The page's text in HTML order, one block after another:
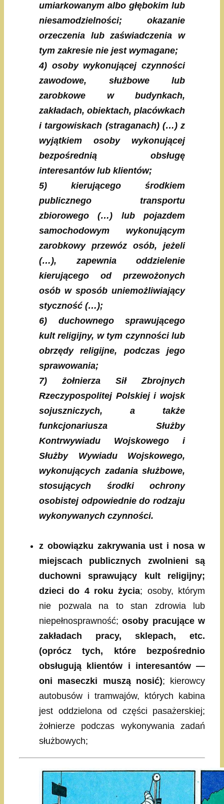
umiarkowanym albo głębokim lub
niesamodzielności; okazanie
orzeczenia lub zaświadczenia w
tym zakresie nie jest wymagane;
4) osoby wykonującej czynności
zawodowe, służbowe lub
zarobkowe w budynkach,
zakładach, obiektach, placówkach
i targowiskach (straganach) (…) z
wyjątkiem osoby wykonującej
bezpośrednią obsługę
interesantów lub klientów;
5) kierującego środkiem
publicznego transportu
zbiorowego (…) lub pojazdem
samochodowym wykonującym
zarobkowy przewóz osób, jeżeli
(…), zapewnia oddzielenie
kierującego od przewożonych
osób w sposób uniemożliwiający
styczność (…);
6) duchownego sprawującego
kult religijny, w tym czynności lub
obrzędy religijne, podczas jego
sprawowania;
7) żołnierza Sił Zbrojnych
Rzeczypospolitej Polskiej i wojsk
sojuszniczych, a także
funkcjonariusza Służby
Kontrwywiadu Wojskowego i
Służby Wywiadu Wojskowego,
wykonujących zadania służbowe,
stosujących środki ochrony
osobistej odpowiednie do rodzaju
wykonywanych czynności.
z obowiązku zakrywania ust i nosa w
miejscach publicznych zwolnieni są
duchowni sprawujący kult religijny;
dzieci do 4 roku życia; osoby, którym
nie pozwala na to stan zdrowia lub
niepełnosprawność;osoby pracujące w
zakładach pracy, sklepach, etc.
(oprócz tych, które bezpośrednio
obsługują klientów i interesantów —
oni maseczki muszą nosić); kierowcy
autobusów i tramwajów, których kabina
jest oddzielona od części pasażerskiej;
żołnierze podczas wykonywania zadań
służbowych;